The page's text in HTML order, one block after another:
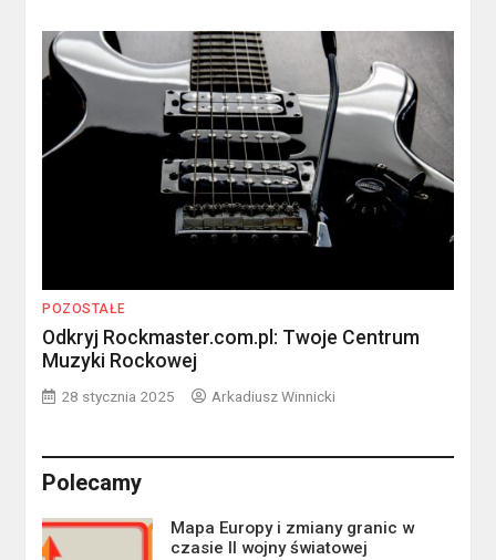
POZOSTAŁE
Odkryj Rockmaster.com.pl: Twoje Centrum
Muzyki Rockowej
28 stycznia 2025 Arkadiusz Winnicki
Polecamy
Mapa Europy i zmiany granic w
czasie II wojny światowej